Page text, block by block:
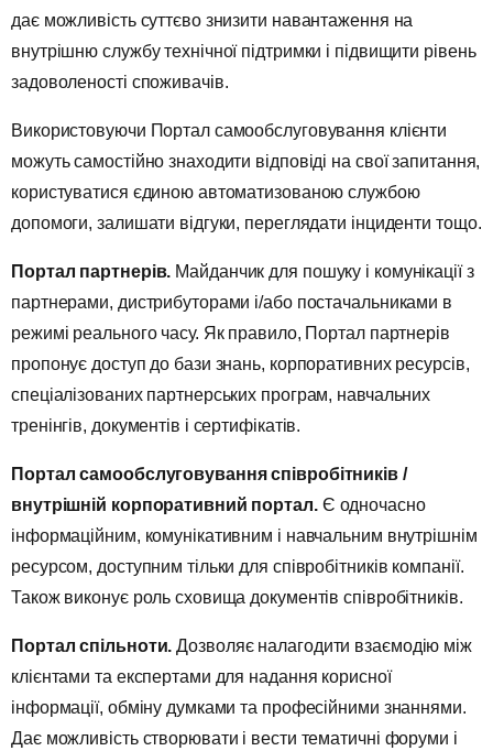
дає можливість суттєво знизити навантаження на
внутрішню службу технічної підтримки і підвищити рівень
задоволеності споживачів.
Використовуючи Портал самообслуговування клієнти
можуть самостійно знаходити відповіді на свої запитання,
користуватися єдиною автоматизованою службою
допомоги, залишати відгуки, переглядати інциденти тощо.
Портал партнерів. Майданчик для пошуку і комунікації з
партнерами, дистрибуторами і/або постачальниками в
режимі реального часу. Як правило, Портал партнерів
пропонує доступ до бази знань, корпоративних ресурсів,
спеціалізованих партнерських програм, навчальних
тренінгів, документів і сертифікатів.
Портал самообслуговування співробітників /
внутрішній корпоративний портал.Є одночасно
інформаційним, комунікативним і навчальним внутрішнім
ресурсом, доступним тільки для співробітників компанії.
Також виконує роль сховища документів співробітників.
Портал спільноти. Дозволяє налагодити взаємодію між
клієнтами та експертами для надання корисної
інформації, обміну думками та професійними знаннями.
Дає можливість створювати і вести тематичні форуми і